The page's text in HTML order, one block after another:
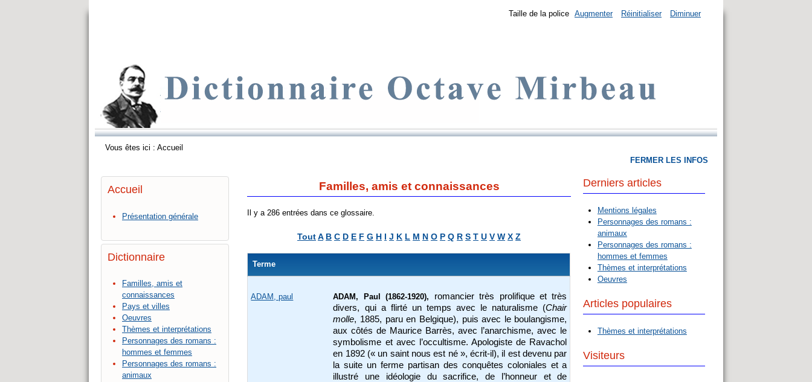
Taille de la police Augmenter Réinitialiser Diminuer
Vous êtes ici : Accueil
Accueil
Présentation générale
Dictionnaire
Familles, amis et
connaissances
Pays et villes
Oeuvres
Thèmes et interprétations
Personnages des romans :
hommes et femmes
Personnages des romans :
animaux
Familles, amis et connaissances
Il y a 286 entrées dans ce glossaire.
ToutA B C D E F G H I J K L M N O P Q R S T U V W X Z
Terme
ADAM, paul ADAM, Paul (1862-1920),
romancier très prolifique et très
divers, qui a flirté un temps avec le naturalisme (Chair
molle, 1885, paru en Belgique), puis avec le boulangisme,
aux côtés de Maurice Barrès, avec l’anarchisme, avec le
symbolisme et avec l’occultisme. Apologiste de Ravachol
en 1892 (« un saint nous est né », écrit-il), il est devenu par
la suite un ferme partisan des conquêtes coloniales et a
illustré une idéologie du sacrifice, de l’honneur et de
FERMER LES INFOS
Derniers articles
Mentions légales
Personnages des romans :
animaux
Personnages des romans :
hommes et femmes
Thèmes et interprétations
Oeuvres
Articles populaires
Thèmes et interprétations
Visiteurs